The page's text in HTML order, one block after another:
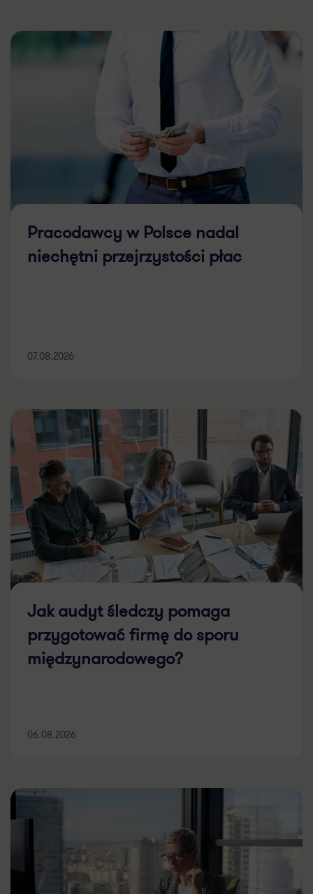
Pracodawcy w Polsce nadal
niechętni przejrzystości płac
07.08.2026
Jak audyt śledczy pomaga
przygotować firmę do sporu
międzynarodowego?
06.08.2026